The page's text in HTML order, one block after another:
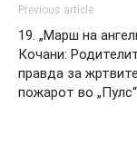
Previous article
19. „Марш на
Кочани:
правда за
пожарот во „Пулс“